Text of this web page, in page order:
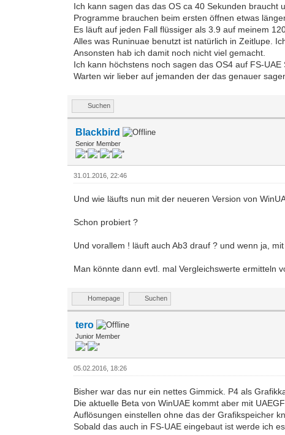
Ich kann sagen das das OS ca 40 Sekunden
Programme brauchen beim ersten öffnen etwas
Es läuft auf jeden Fall flüssiger als 3.9 auf meinem
Alles was Runinuae benutzt ist natürlich in Zeitlupe.
Ansonsten hab ich damit noch nicht viel gemacht.
Ich kann höchstens noch sagen das OS4 auf FS-UAE
Warten wir lieber auf jemanden der das genauer
Suchen
Blackbird
Senior Member
31.01.2016, 22:46
Und wie läufts nun mit der neueren Version von
Schon probiert ?
Und vorallem ! läuft auch Ab3 drauf ? und wenn ja,
Man könnte dann evtl. mal Vergleichswerte ermitteln
Homepage Suchen
tero
Junior Member
05.02.2016, 18:26
Bisher war das nur ein nettes Gimmick. P4 als
Die aktuelle Beta von WinUAE kommt aber mit
Auflösungen einstellen ohne das der Grafikspeicher
Sobald das auch in FS-UAE eingebaut ist werde ich